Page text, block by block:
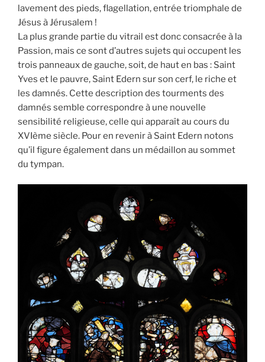
lavement des pieds, flagellation, entrée triomphale de
Jésus à Jérusalem !
La plus grande partie du vitrail est donc consacrée à la
Passion, mais ce sont d’autres sujets qui occupent les
trois panneaux de gauche, soit, de haut en bas : Saint
Yves et le pauvre, Saint Edern sur son cerf, le riche et
les damnés. Cette description des tourments des
damnés semble correspondre à une nouvelle
sensibilité religieuse, celle qui apparaît au cours du
XVIème siècle. Pour en revenir à Saint Edern notons
qu’il figure également dans un médaillon au sommet
du tympan.